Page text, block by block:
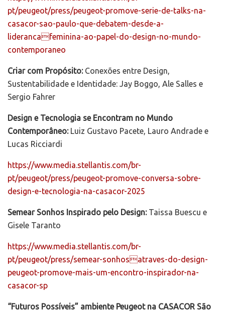
pt/peugeot/press/peugeot-promove-serie-de-talks-na-
casacor-sao-paulo-que-debatem-desde-a-
liderancafeminina-ao-papel-do-design-no-mundo-
contemporaneo
Criar com Propósito:Conexões entre Design,
Sustentabilidade e Identidade: Jay Boggo, Ale Salles e
Sergio Fahrer
Design e Tecnologia se Encontram no Mundo
Contemporâneo:Luiz Gustavo Pacete, Lauro Andrade e
Lucas Ricciardi
https://www.media.stellantis.com/br-
pt/peugeot/press/peugeot-promove-conversa-sobre-
design-e-tecnologia-na-casacor-2025
Semear Sonhos Inspirado pelo Design:Taissa Buescu e
Gisele Taranto
https://www.media.stellantis.com/br-
pt/peugeot/press/semear-sonhosatraves-do-design-
peugeot-promove-mais-um-encontro-inspirador-na-
casacor-sp
“Futuros Possíveis” ambiente Peugeot na CASACOR São